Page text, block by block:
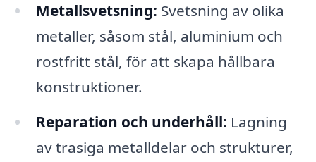
Metallsvetsning: Svetsning av olika
metaller, såsom stål, aluminium och
rostfritt stål, för att skapa hållbara
konstruktioner.
Reparation och underhåll: Lagning
av trasiga metalldelar och strukturer,